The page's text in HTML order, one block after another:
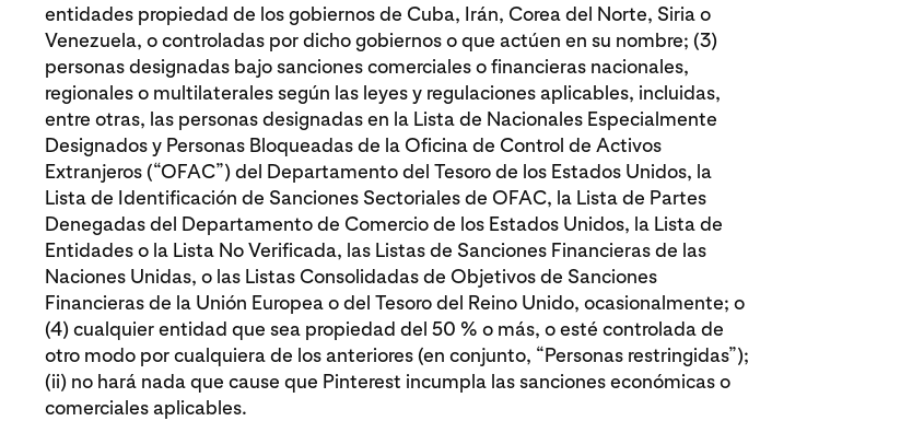
entidades propiedad de los gobiernos de Cuba, Irán, Corea del Norte, Siria o
Venezuela, o controladas por dicho gobiernos o que actúen en su nombre; (3)
personas designadas bajo sanciones comerciales o financieras nacionales,
regionales o multilaterales según las leyes y regulaciones aplicables, incluidas,
entre otras, las personas designadas en la Lista de Nacionales Especialmente
Designados y Personas Bloqueadas de la Oficina de Control de Activos
Extranjeros (“OFAC”) del Departamento del Tesoro de los Estados Unidos, la
Lista de Identificación de Sanciones Sectoriales de OFAC, la Lista de Partes
Denegadas del Departamento de Comercio de los Estados Unidos, la Lista de
Entidades o la Lista No Verificada, las Listas de Sanciones Financieras de las
Naciones Unidas, o las Listas Consolidadas de Objetivos de Sanciones
Financieras de la Unión Europea o del Tesoro del Reino Unido, ocasionalmente; o
(4) cualquier entidad que sea propiedad del 50 % o más, o esté controlada de
otro modo por cualquiera de los anteriores (en conjunto, “Personas restringidas”);
(ii) no hará nada que cause que Pinterest incumpla las sanciones económicas o
comerciales aplicables.